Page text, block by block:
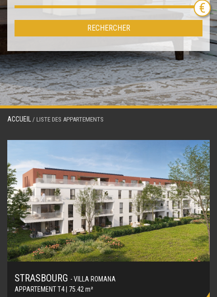
RECHERCHER
ACCUEIL / LISTE DES APPARTEMENTS
STRASBOURG - VILLA ROMANA
APPARTEMENT T4 | 75.42 m²